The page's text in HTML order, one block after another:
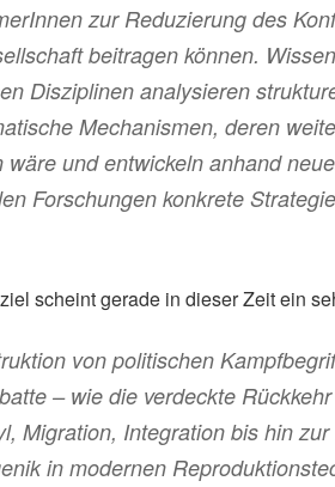
zur Reduzierung des
beitragen können.
Disziplinen analysieren
Mechanismen, deren
wäre und entwickeln anhand
Forschungen konkrete
scheint gerade in dieser Zeit ein
von politischen
– wie die verdeckte Rückkehr
Migration, Integration bis hin
in modernen